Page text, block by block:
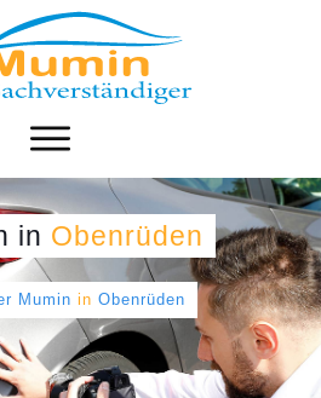
in Obenrüden
Mumin in Obenrüden